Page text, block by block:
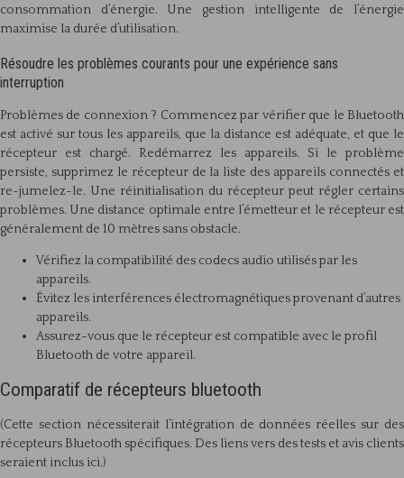
consommation d’énergie. Une gestion intelligente de l’énergie
maximise la durée d’utilisation.
Résoudre les problèmes courants pour une expérience sans
interruption
Problèmes de connexion ? Commencez par vérifier que le Bluetooth
est activé sur tous les appareils, que la distance est adéquate, et que le
récepteur est chargé. Redémarrez les appareils. Si le problème
persiste, supprimez le récepteur de la liste des appareils connectés et
re-jumelez-le. Une réinitialisation du récepteur peut régler certains
problèmes. Une distance optimale entre l’émetteur et le récepteur est
généralement de 10 mètres sans obstacle.
Vérifiez la compatibilité des codecs audio utilisés par les
appareils.
Évitez les interférences électromagnétiques provenant d’autres
appareils.
Assurez-vous que le récepteur est compatible avec le profil
Bluetooth de votre appareil.
Comparatif de récepteurs bluetooth
(Cette section nécessiterait l’intégration de données réelles sur des
récepteurs Bluetooth spécifiques. Des liens vers des tests et avis clients
seraient inclus ici.)